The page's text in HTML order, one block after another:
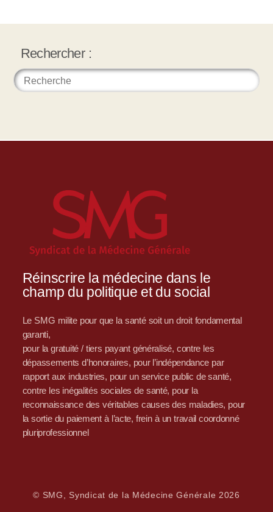
Rechercher :
Réinscrire la médecine dans le
champ du politique et du social
Le SMG milite pour que la santé soit un droit fondamental
garanti,
pour la gratuité / tiers payant généralisé, contre les
dépassements d’honoraires, pour l’indépendance par
rapport aux industries, pour un service public de santé,
contre les inégalités sociales de santé, pour la
reconnaissance des véritables causes des maladies, pour
la sortie du paiement à l’acte, frein à un travail coordonné
pluriprofessionnel
© SMG, Syndicat de la Médecine Générale 2026